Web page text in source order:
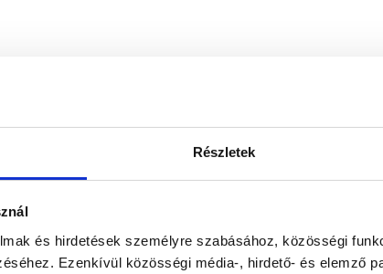
Részletek
és hirdetések személyre szabásához, közösségi
Ezenkívül közösségi média-, hirdető- és elemző